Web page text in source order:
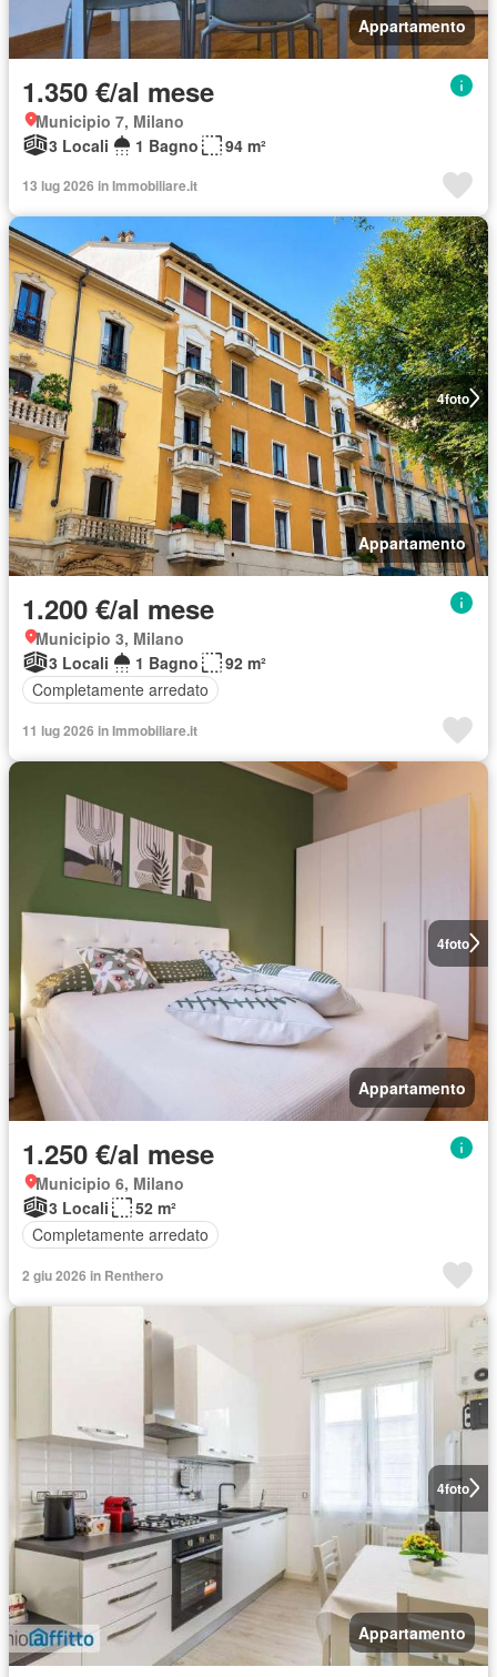
Appartamento
1.350 €/al mese
Municipio 7, Milano
3 Locali
1 Bagno 94 m²
13 lug 2026 in Immobiliare.it
4foto
Appartamento
1.200 €/al mese
Municipio 3, Milano
3 Locali
1 Bagno
92 m²
Completamente arredato
11 lug 2026 in Immobiliare.it
4foto
Appartamento
1.250 €/al mese
Municipio 6, Milano
3 Locali
52 m²
Completamente arredato
2 giu 2026 in Renthero
4foto
Appartamento